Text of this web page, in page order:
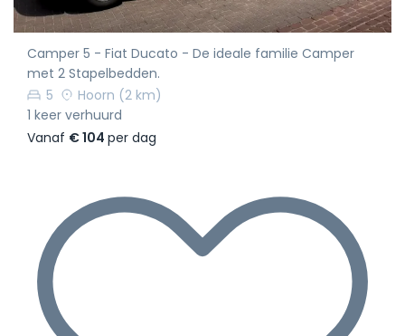
Camper 5 - Fiat Ducato - De ideale familie Camper
met 2 Stapelbedden.
5
Hoorn (2 km)
1 keer verhuurd
Vanaf € 104 per dag